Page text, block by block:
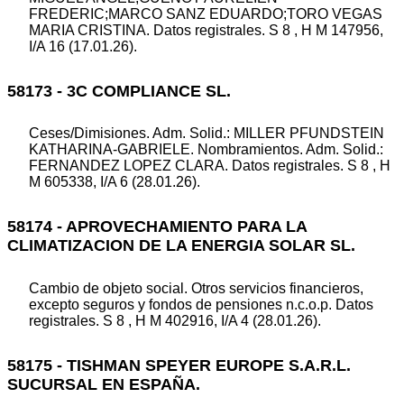
FREDERIC;MARCO SANZ EDUARDO;TORO VEGAS
MARIA CRISTINA. Datos registrales. S 8 , H M 147956,
I/A 16 (17.01.26).
58173 - 3C COMPLIANCE SL.
Ceses/Dimisiones. Adm. Solid.: MILLER PFUNDSTEIN
KATHARINA-GABRIELE. Nombramientos. Adm. Solid.:
FERNANDEZ LOPEZ CLARA. Datos registrales. S 8 , H
M 605338, I/A 6 (28.01.26).
58174 - APROVECHAMIENTO PARA LA
CLIMATIZACION DE LA ENERGIA SOLAR SL.
Cambio de objeto social. Otros servicios financieros,
excepto seguros y fondos de pensiones n.c.o.p. Datos
registrales. S 8 , H M 402916, I/A 4 (28.01.26).
58175 - TISHMAN SPEYER EUROPE S.A.R.L.
SUCURSAL EN ESPAÑA.